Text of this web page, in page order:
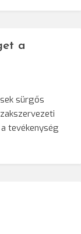
a
sürgős
tevékenység